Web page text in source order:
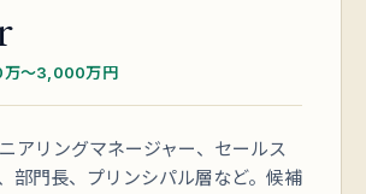
万〜3,000万円
アリングマネージャー、セールス
部門長、プリンシパル層など。候補